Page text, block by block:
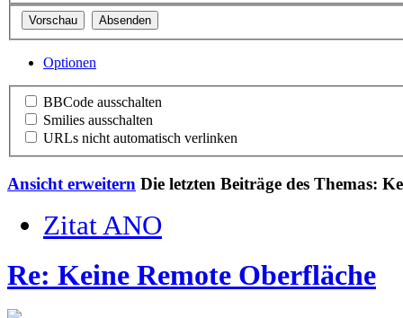
Optionen
BBCode ausschalten
Smilies ausschalten
URLs nicht automatisch verlinken
Ansicht erweitern Die letzten Beiträge des Themas:
Zitat ANO
Re: Keine Remote Oberfläche